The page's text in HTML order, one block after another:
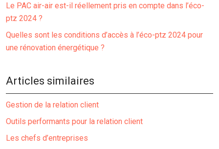
Le PAC air-air est-il réellement pris en compte dans l’éco-
ptz 2024 ?
Quelles sont les conditions d’accès à l’éco-ptz 2024 pour
une rénovation énergétique ?
Articles similaires
Gestion de la relation client
Outils performants pour la relation client
Les chefs d’entreprises